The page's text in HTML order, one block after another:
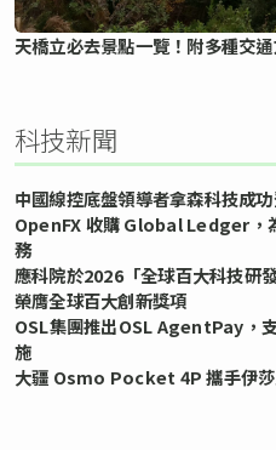
天橋立必去景點一覽！附多種交
科技新聞
中國線控底盤領導者拿森科技成
OpenFX 收購 Global Ledger，
務
應科院於2026「全球百大科技研
榮膺全球百大創新獎項
OSL集團推出OSL AgentPay，
施
大疆 Osmo Pocket 4P 攜手伊莎